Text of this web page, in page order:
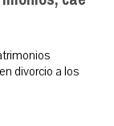
divorcio a los